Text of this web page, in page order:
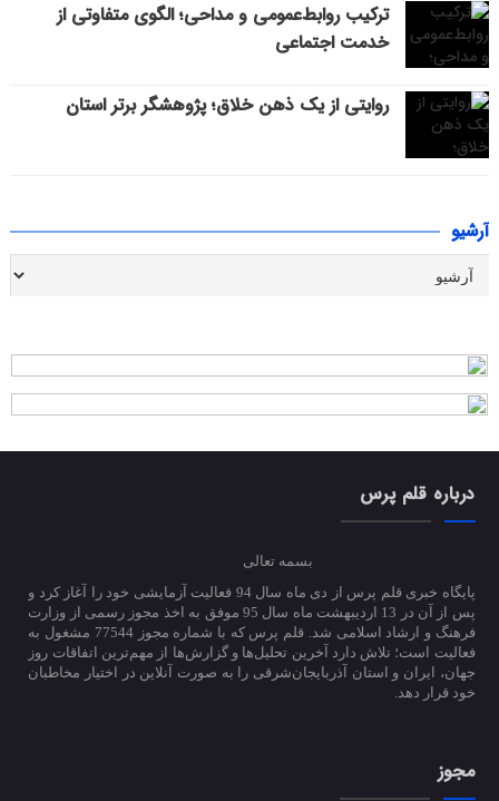
ترکیب روابط‌عمومی و مداحی؛ الگوی متفاوتی از
خدمت اجتماعی
روایتی از یک ذهن خلاق؛ پژوهشگر برتر استان
آرشیو
درباره قلم پرس
بسمه تعالی
پایگاه خبری قلم پرس از دی ماه سال 94 فعالیت آزمایشی خود را آغاز کرد و
پس از آن در 13 اردیبهشت ماه سال 95 موفق به اخذ مجوز رسمی از وزارت
فرهنگ و ارشاد اسلامی شد. قلم پرس که با شماره مجوز 77544 مشغول به
فعالیت است؛ تلاش دارد آخرین تحلیل‌ها و گزارش‌ها از مهم‌ترین اتفاقات روز
جهان، ایران و استان آذربایجان‌شرقی را به صورت آنلاین در اختیار مخاطبان
خود قرار دهد.
مجوز